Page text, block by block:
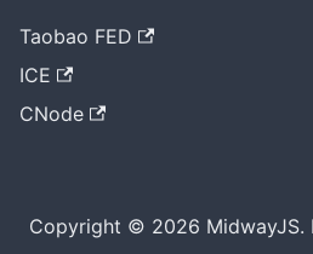
Taobao FED
ICE
CNode
Copyright © 2026 MidwayJS.